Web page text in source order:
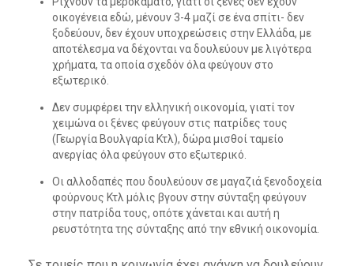
οικογένεια εδώ, μένουν 3-4 μαζί σε ένα σπίτι- δεν
ξοδεύουν, δεν έχουν υποχρεώσεις στην Ελλάδα, με
αποτέλεσμα να δέχονται να δουλεύουν με λιγότερα
χρήματα, τα οποία σχεδόν όλα φεύγουν στο
εξωτερικό.
Δεν συμφέρει την ελληνική οικονομία, γιατί τον
χειμώνα οι ξένες φεύγουν στις πατρίδες τους
(Γεωργία Βουλγαρία Κτλ), δώρα μισθοί ταμείο
ανεργίας όλα φεύγουν στο εξωτερικό.
Οι αλλοδαπές που δουλεύουν σε μαγαζιά ξενοδοχεία
φούρνους Κτλ μόλις βγουν στην σύνταξη φεύγουν
στην πατρίδα τους, οπότε χάνεται και αυτή η
ρευστότητα της σύνταξης από την εθνική οικονομία.